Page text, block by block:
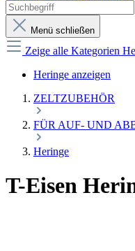
Menü schließen
Zeige alle Kategorien
Heringe anzeigen
ZELTZUBEHÖR
FÜR AUF- UND
Heringe
T-Eisen